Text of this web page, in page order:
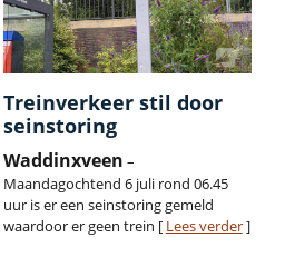
Treinverkeer stil door
seinstoring
Waddinxveen –
Maandagochtend 6 juli rond 06.45
uur is er een seinstoring gemeld
waardoor er geen trein [ Lees verder]